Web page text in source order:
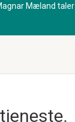
Mæland taler